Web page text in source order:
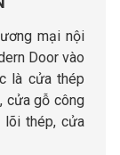
mại nội
Door vào
là cửa thép
cửa gỗ công
lõi thép, cửa